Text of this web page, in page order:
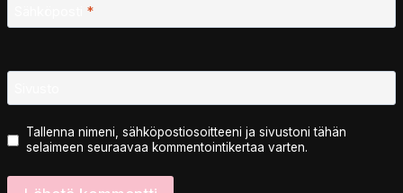
*
Tallenna nimeni, sähköpostiosoitteeni ja sivustoni tähän
selaimeen seuraavaa kommentointikertaa varten.